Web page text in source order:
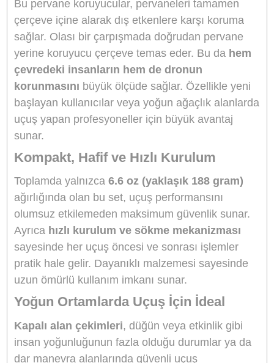
Ürün Bilgisi Yorumlar Taksit Seçenekleri
DJI Mavic 4 Pro Pervane Koruyucu
Seti – CP.MA.00000840.01
DJI Mavic 4 Prokullanıcıları için özel olarak
geliştirilen bu
pervane koruyucu seti
, uçuş
güvenliğini artırmak ve olası kazaların önüne
geçmek amacıyla tasarlanmıştır. Özellikle
alanlarda, dar bölgelerde veya kalabalık
ortamlarda uçuş yaparken ekstra koruma
Güvenli Uçuşlar İçin Tasarlandı
Bu pervane koruyucular, pervaneleri tamamen
sağlar. Olası bir çarpışmada doğrudan pervane
yerine koruyucu çerçeve temas eder. Bu da